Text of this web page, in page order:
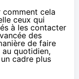
cela
ceux qui
à les contacter
des
de faire
quotidien,
cadre plus